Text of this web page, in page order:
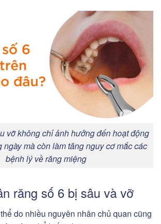
vỡ không chỉ ảnh hưởng đến hoạt động
ngày mà còn làm tăng nguy cơ mắc các
bệnh lý về răng miệng
răng số 6 bị sâu và vỡ
do nhiều nguyên nhân chủ quan cũng